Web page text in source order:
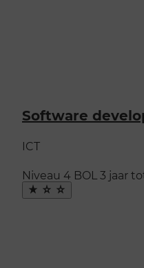
Software
ICT
Niveau 4 BOL 3 jaar
Maak
favoriet